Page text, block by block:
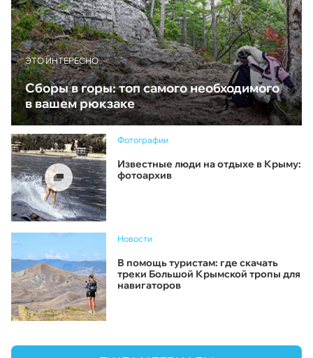
ЭТО ИНТЕРЕСНО
Сборы в горы: топ самого необходимого
в вашем рюкзаке
Фотографии
Известные люди на отдыхе в Крыму:
фотоархив
Новости
В помощь туристам: где скачать
треки Большой Крымской тропы для
навигаторов